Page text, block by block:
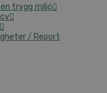
trygg miljö
/ Report